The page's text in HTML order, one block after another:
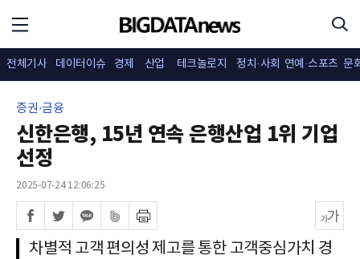
전체기사 데이터이슈 경제 산업 테크놀로지 정치·사회 연예·스포츠 문
증권·금융
신한은행, 15년 연속 은행산업 1위 기업
선정
2025-07-24 12:06:25
차별적 고객 편의성 제고를 통한 고객중심가치 경